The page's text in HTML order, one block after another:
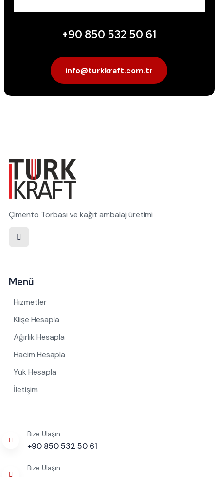
+90 850 532 50 61
info@turkkraft.com.tr
Çimento Torbası ve kağıt ambalaj üretimi
Menü
Hizmetler
Klişe Hesapla
Ağırlık Hesapla
Hacim Hesapla
Yük Hesapla
İletişim
Bize Ulaşın
+90 850 532 50 61
Bize Ulaşın